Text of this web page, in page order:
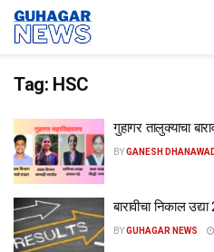
Tag: HSC
गुहागर तालुक्याचा
BYGANESH
बारावीचा निकाल
BYGUHAGAR NEWS